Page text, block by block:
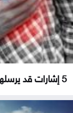
5 إشارات قد يرسلها القلب قبل الجلطة .. لا...